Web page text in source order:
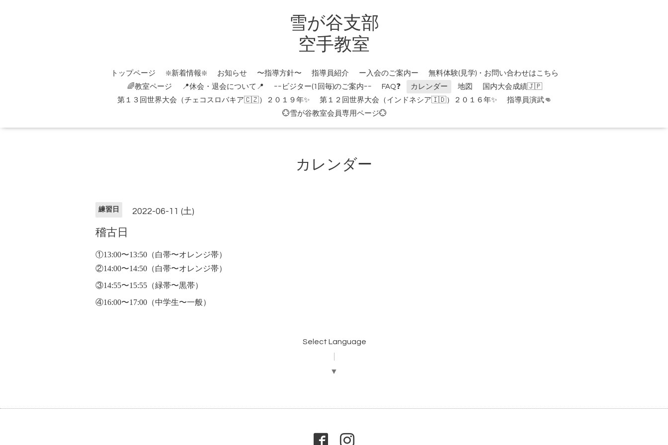
雪が谷支部
空手教室
トップページ ❇️新着情報❇️ お知らせ 〜指導方針〜 指導員紹介 ー入会のご案内ー
無料体験(見学)・お問い合わせはこちら
🌈教室ページ
📍休会・退会について📍 ｰｰビジター(1回毎)のご案内ｰｰ FAQ❓ カレンダー 地図
国内大会成績🇯🇵
第１３回世界大会（チェコスロバキア🇨🇿）２０１９年✨
第１２回世界大会（インドネシア🇮🇩）２０１６年✨
指導員演武👊
💮雪が谷教室会員専用ページ💮
カレンダー
練習日 2022-06-11 (土)
稽古日
①13:00〜13:50 （白帯〜オレンジ帯）
②14:00〜14:50（白帯〜オレンジ帯）
③14:55〜15:55（緑帯〜黒帯）
④16:00〜17:00（中学生〜一般）
Select Language
▼